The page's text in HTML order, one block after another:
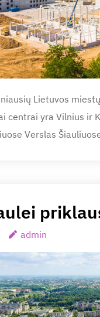
Lietuvos
centrai yra Vilnius ir
Verslas
admin